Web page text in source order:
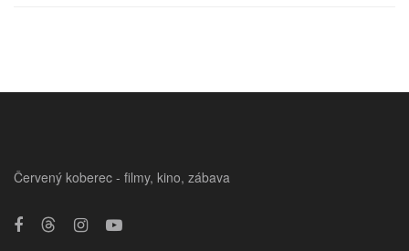
Červený koberec - filmy, kino, zábava